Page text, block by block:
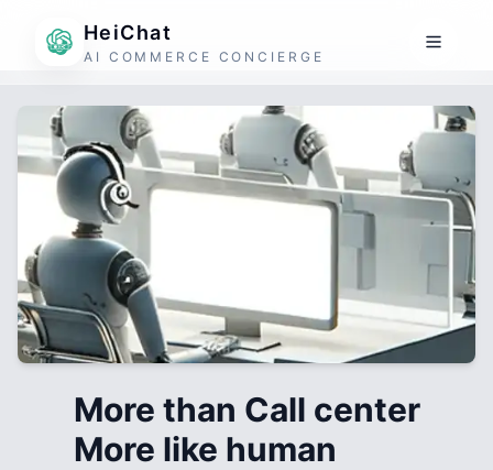
HeiChat
AI COMMERCE CONCIERGE
More than Call center
More like human